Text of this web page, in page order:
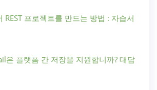
REST 프로젝트를 만드는 방법 : 자습서
은 플랫폼 간 저장을 지원합니까? 대답